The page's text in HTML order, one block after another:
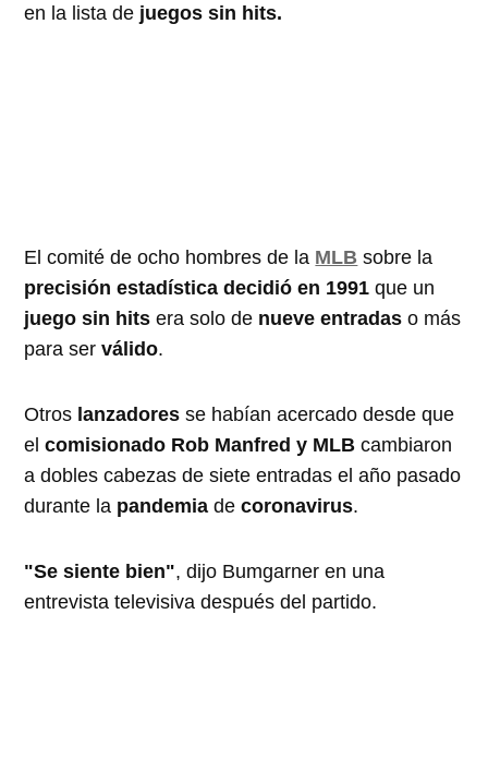
en la lista de juegos sin hits.
El comité de ocho hombres de la MLB sobre la
precisión estadística decidió en 1991que un
juego sin hits era solo de nueve entradas o más
para serválido.
Otros lanzadores se habían acercado desde que
elcomisionado Rob Manfred y MLB cambiaron
a dobles cabezas de siete entradas el año pasado
durante la pandemia decoronavirus.
"Se siente bien", dijo Bumgarner en una
entrevista televisiva después del partido.